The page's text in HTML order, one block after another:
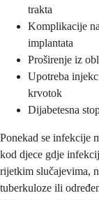
trakta
Komplikacije
implantata
Proširenje iz
Upotreba
krvotok
Dijabetesna
Ponekad se infekcije
kod djece gdje
rijetkim slučajevima,
tuberkuloze ili